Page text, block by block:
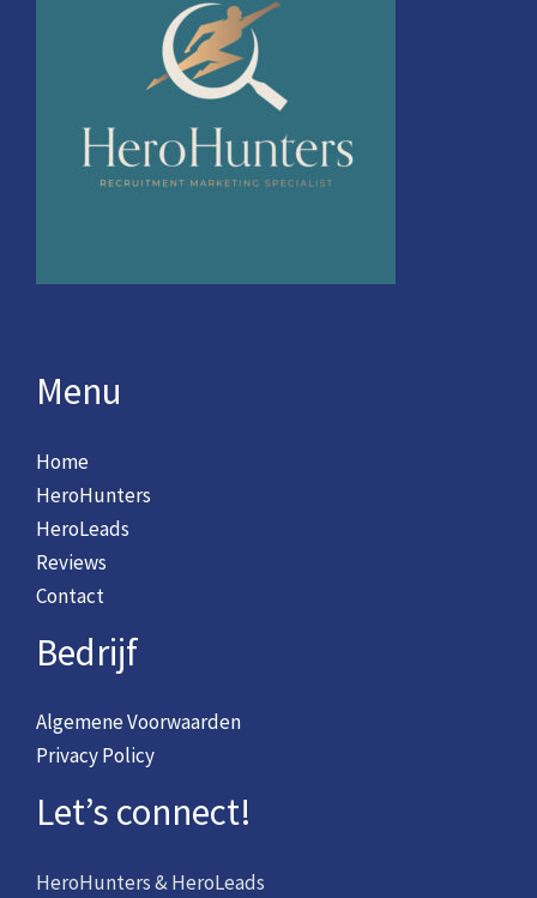
Menu
Home
HeroHunters
HeroLeads
Reviews
Contact
Bedrijf
Algemene Voorwaarden
Privacy Policy
Let’s connect!
HeroHunters & HeroLeads